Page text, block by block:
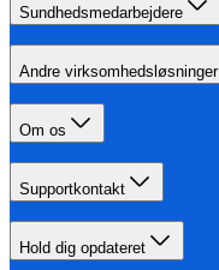
Sundhedsmedarbejdere
Andre virksomhedsløsninger
Om os
Supportkontakt
Hold dig opdateret